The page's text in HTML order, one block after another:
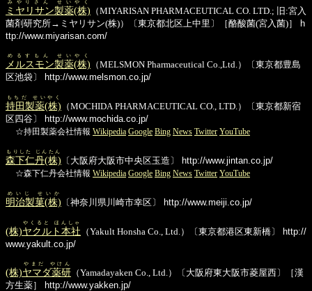
ミヤリサン製薬(株)
みやりさん せいやく
（MIYARISAN PHARMACEUTICAL CO. LTD.; 旧:宮入
菌剤研究所→ミヤリサン(株)）〔東京都北区上中里〕［酪酸菌(宮入菌)］
h
ttp://www.miyarisan.com/
メルスモン製薬(株)
めるすもん せいやく
（MELSMON Pharmaceutical Co.,Ltd.）〔東京都豊島
区池袋〕
http://www.melsmon.co.jp/
持田製薬(株)
もちだ せいやく
（MOCHIDA PHARMACEUTICAL CO., LTD.）〔東京都新宿
区四谷〕
http://www.mochida.co.jp/
☆持田製薬会社情報 Wikipedia Google Bing News Twitter YouTube
森下仁丹(株)
もりした じんたん
〔大阪府大阪市中央区玉造〕
http://www.jintan.co.jp/
☆森下仁丹会社情報 Wikipedia Google Bing News Twitter YouTube
明治製菓(株)
めいじ せいか
〔神奈川県川崎市幸区〕 http://www.meiji.co.jp/
(株)ヤクルト本社
やくると ほんしゃ
（Yakult Honsha Co., Ltd.）〔東京都港区東新橋〕
http://
www.yakult.co.jp/
(株)ヤマダ薬研
やまだ やけん
（Yamadayaken Co., Ltd.）〔大阪府東大阪市菱屋西〕［漢
方生薬］
http://www.yakken.jp/